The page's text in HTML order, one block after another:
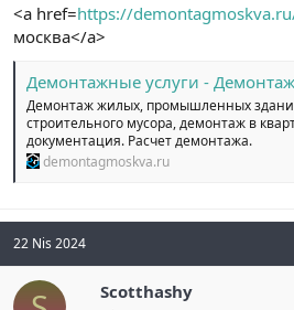
<a href=https://
москва</a>
Демонтажные услуги - Демонтаж
Демонтаж жилых, промышленных
строительного мусора, демонтаж в
документация. Расчет демонтажа.
demontagmoskva.ru
22 Nis 2024
Scotthashy